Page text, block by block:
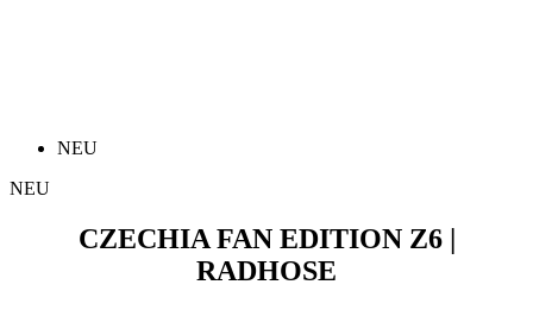
NEU
NEU
CZECHIA FAN EDITION Z6 |
RADHOSE